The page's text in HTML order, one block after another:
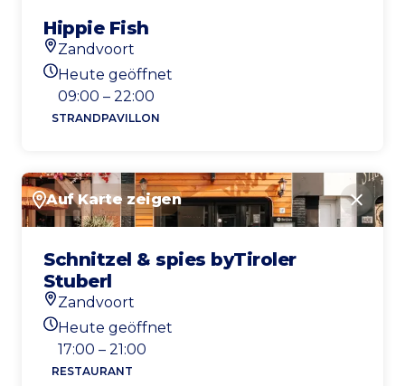
Hippie Fish
Standort
Zandvoort
Heutigen Öffnungszeiten
Heute geöffnet
09:00 – 22:00
STRANDPAVILLON
Auf Karte zeigen
Schnitzel & spies byTiroler
Stuberl
Standort
Zandvoort
Heutigen Öffnungszeiten
Heute geöffnet
17:00 – 21:00
RESTAURANT